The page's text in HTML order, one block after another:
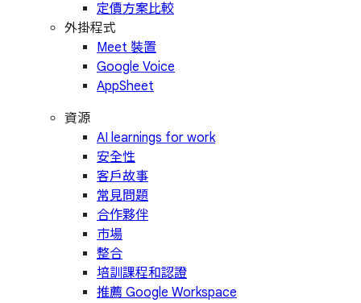
定價方案比較
外掛程式
Meet 裝置
Google Voice
AppSheet
資源
AI learnings for work
安全性
客戶故事
常見問題
合作夥伴
市場
整合
培訓課程和認證
推薦 Google Workspace